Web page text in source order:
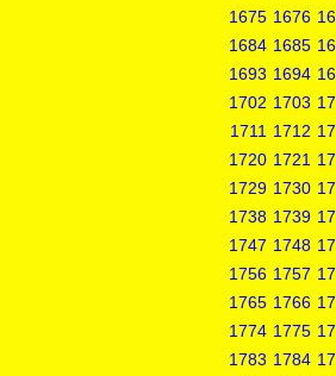
1675 1676
1684 1685
1693 1694
1702 1703
1711 1712
1720 1721
1729 1730
1738 1739
1747 1748
1756 1757
1765 1766
1774 1775
1783 1784